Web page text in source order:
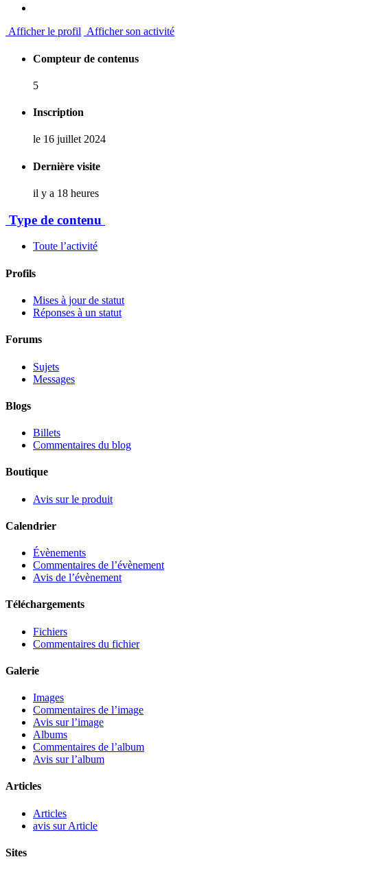
Afficher le profil Afficher son activité
Compteur de contenus
5
Inscription
le 16 juillet 2024
Dernière visite
il y a 18 heures
Type de contenu
Toute l’activité
Profils
Mises à jour de statut
Réponses à un statut
Forums
Sujets
Messages
Blogs
Billets
Commentaires du blog
Boutique
Avis sur le produit
Calendrier
Évènements
Commentaires de l’évènement
Avis de l’évènement
Téléchargements
Fichiers
Commentaires du fichier
Galerie
Images
Commentaires de l’image
Avis sur l’image
Albums
Commentaires de l’album
Avis sur l’album
Articles
Articles
avis sur Article
Sites